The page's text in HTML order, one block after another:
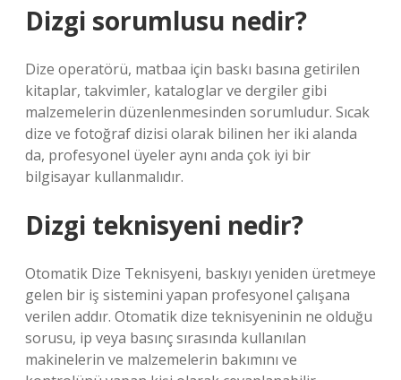
Dizgi sorumlusu nedir?
Dize operatörü, matbaa için baskı basına getirilen
kitaplar, takvimler, kataloglar ve dergiler gibi
malzemelerin düzenlenmesinden sorumludur. Sıcak
dize ve fotoğraf dizisi olarak bilinen her iki alanda
da, profesyonel üyeler aynı anda çok iyi bir
bilgisayar kullanmalıdır.
Dizgi teknisyeni nedir?
Otomatik Dize Teknisyeni, baskıyı yeniden üretmeye
gelen bir iş sistemini yapan profesyonel çalışana
verilen addır. Otomatik dize teknisyeninin ne olduğu
sorusu, ip veya basınç sırasında kullanılan
makinelerin ve malzemelerin bakımını ve